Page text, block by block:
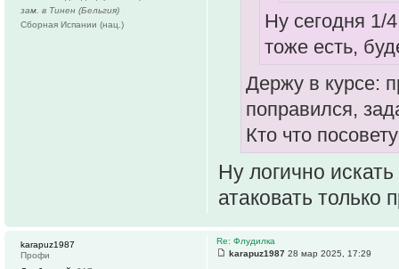
Ну сегодня 1/
тоже есть,
Держу в курсе:
поправился,
Кто что
Ну логично
атаковать только
зам. в Тинен (Бельгия)
Сборная Испании (нац.)
Re: Флудилка
karapuz1987 28 мар 2025, 17:29
karapuz1987
Профи